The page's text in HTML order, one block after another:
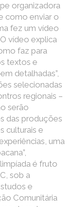
organizadora
como enviar o
fez um vídeo
vídeo explica
faz para
textos e
detalhadas”,
selecionadas
regionais –
serão
das produções
culturais e
uma
é fruto
sob a
e
Comunitária